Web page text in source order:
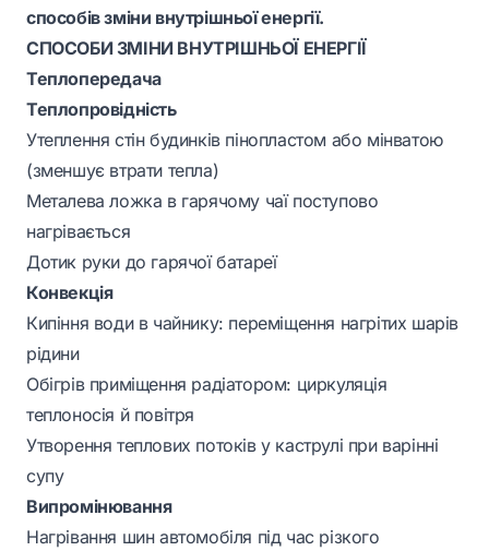
способів зміни внутрішньої енергії.
СПОСОБИ ЗМІНИ ВНУТРІШНЬОЇ ЕНЕРГІЇ
Теплопередача
Теплопровідність
Утеплення стін будинків пінопластом або мінватою
(зменшує втрати тепла)
Металева ложка в гарячому чаї поступово
нагрівається
Дотик руки до гарячої батареї
Конвекція
Кипіння води в чайнику: переміщення нагрітих шарів
рідини
Обігрів приміщення радіатором: циркуляція
теплоносія й повітря
Утворення теплових потоків у каструлі при варінні
супу
Випромінювання
Нагрівання шин автомобіля під час різкого